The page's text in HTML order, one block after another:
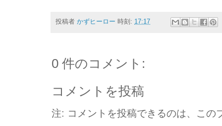
投稿者 かずヒーロー 時刻: 17:17
0 件のコメント:
コメントを投稿
注: コメントを投稿できるのは、この